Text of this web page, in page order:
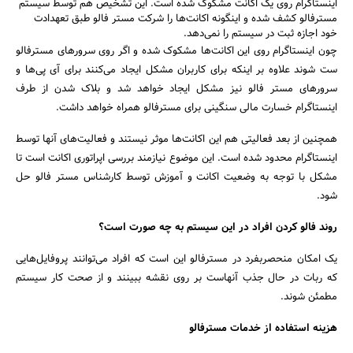
اینستاگرام روی یک اکانت مشکوک شده است. این تشخیص هم توسط سیستم
مسترفالو کشف شده و اینگونه اکانت‌ها را شرکت مستر فالو طبق تعهدادت
خود اجازه ثبت در سیستم را نمی‌دهد.
چون اینستاگرام روی این اکانت‌ها مشکوک شده و اگر روی سرورهای مسترفالو
ست شوند علاوه بر اینکه برای کاربران مشکل ایجاد می‌کنند برای آی پی‌ها و
سرورهای مستر فالو نیز مشکل ایجاد خواهد شد و بلاک شدن از طرف
اینستاگرام خسارت مالی سنگینی برای مسترفالو همراه خواهد داشت.
همچنین از بعد فعالیتی هم این اکانت‌ها موثر نیستند و فعالیت‌های آنها توسط
اینستاگرام محدود شده است. این موضوع نیازمند بررسی اپراتوری اکانت است تا
مشکل با توجه به وضعیت اکانت و آموزش توسط کارشناس مستر فالو حل
شود.
روند فالو کردن افراد در این سیستم به چه صورت است؟
یک امکان منحصربفرد در مسترفالو این است که افراد می‌توانند پروفایل‌هایی
که ربات در حال جذب آنهاست بر روی نقشه ببینند و از صحت کار سیستم
مطمئن شوند.
هزینه استفاده از خدمات مسترفالو